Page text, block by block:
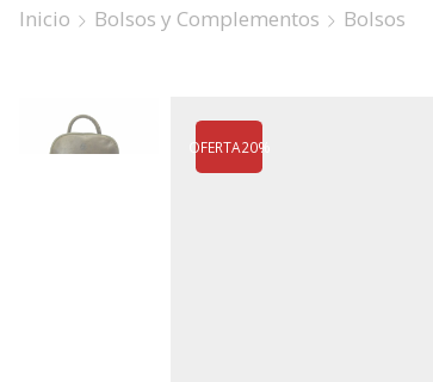
Inicio Bolsos y Complementos Bolsos
OFERTA20%